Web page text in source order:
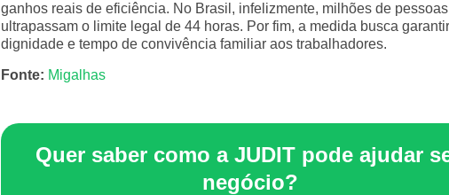
ganhos reais de eficiência. No Brasil, infelizmente, milhões de
ultrapassam o limite legal de 44 horas. Por fim, a medida busca
dignidade e tempo de convivência familiar aos trabalhadores.
Fonte: Migalhas
Quer saber como a JUDIT pode ajudar
negócio?